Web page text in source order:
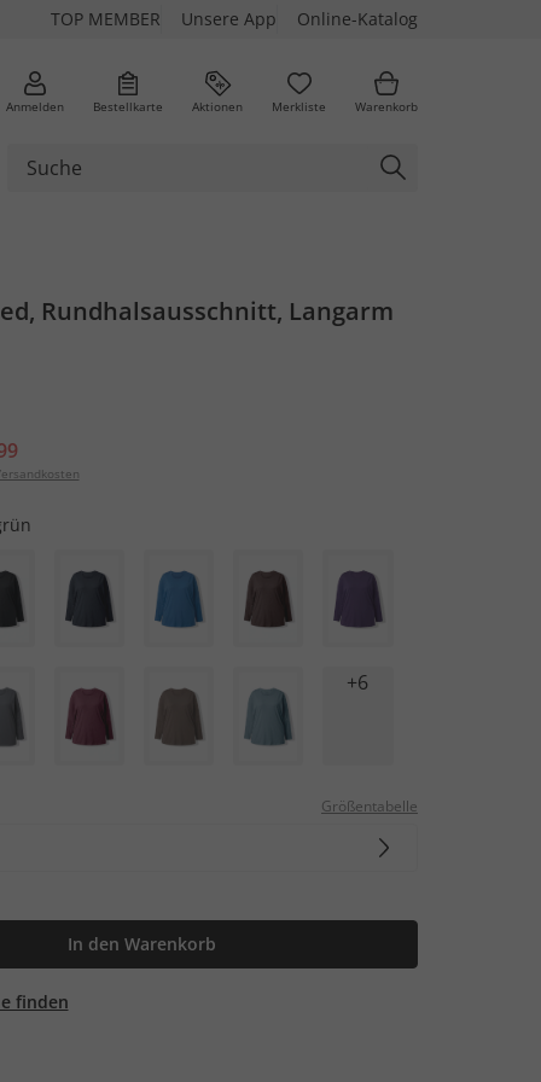
TOP MEMBER Unsere App Online-Katalog
Anmelden Bestellkarte Aktionen Merkliste Warenkorb
Rundhalsausschnitt, Langarm
+6
Größentabelle
In den Warenkorb
finden